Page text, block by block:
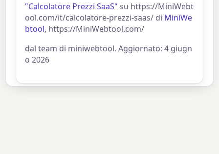
"Calcolatore Prezzi SaaS" su https://MiniWebt
ool.com/it/calcolatore-prezzi-saas/ di MiniWe
btool, https://MiniWebtool.com/
dal team di miniwebtool. Aggiornato: 4 giugn
o 2026